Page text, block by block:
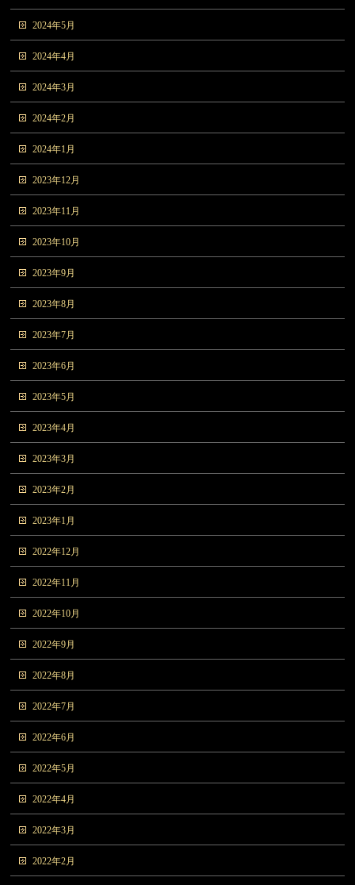
2024年5月
2024年4月
2024年3月
2024年2月
2024年1月
2023年12月
2023年11月
2023年10月
2023年9月
2023年8月
2023年7月
2023年6月
2023年5月
2023年4月
2023年3月
2023年2月
2023年1月
2022年12月
2022年11月
2022年10月
2022年9月
2022年8月
2022年7月
2022年6月
2022年5月
2022年4月
2022年3月
2022年2月